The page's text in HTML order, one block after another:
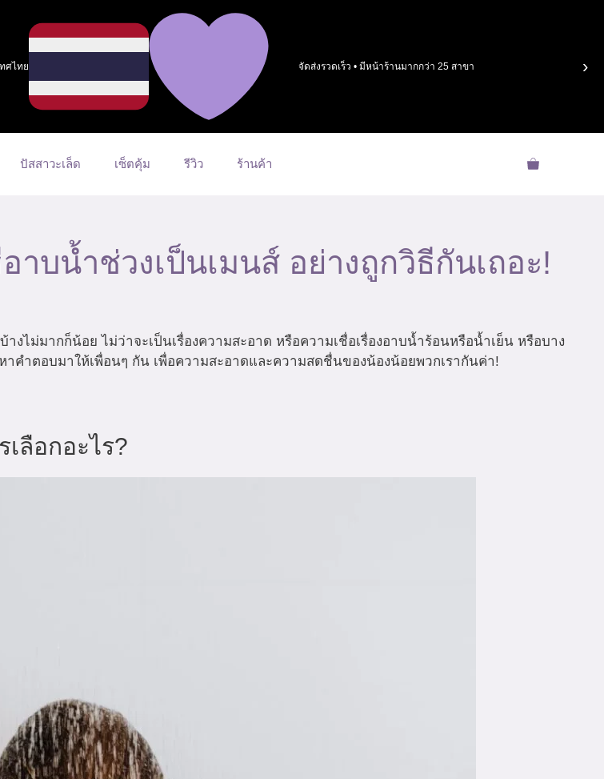
ศไทย จัดส่งรวดเร็ว • มีหน้าร้านมากกว่า 25 สาขา ›
ปัสสาวะเล็ด เซ็ตคุ้ม รีวิว ร้านค้า
าบน้ำช่วงเป็นเมนส์ อย่างถูกวิธีกันเถอะ!
างไม่มากก็น้อย ไม่ว่าจะเป็นเรื่องความสะอาด หรือความเชื่อเรื่องอาบน้ำร้อนหรือน้ำเย็น หรือบาง
าคำตอบมาให้เพื่อนๆ กัน เพื่อความสะอาดและความสดชื่นของน้องน้อยพวกเรากันค่า!
ลือกอะไร?